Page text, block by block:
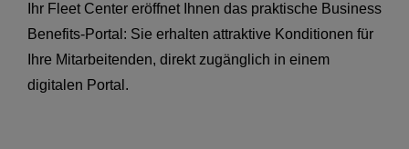
Ihr Fleet Center eröffnet Ihnen das praktische Business
Benefits-Portal: Sie erhalten attraktive Konditionen für
Ihre Mitarbeitenden, direkt zugänglich in einem
digitalen Portal.